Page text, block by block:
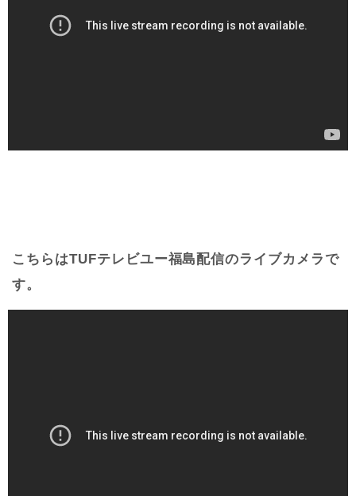
こちらはTUFテレビユー福島配信のライブカメラで
す。